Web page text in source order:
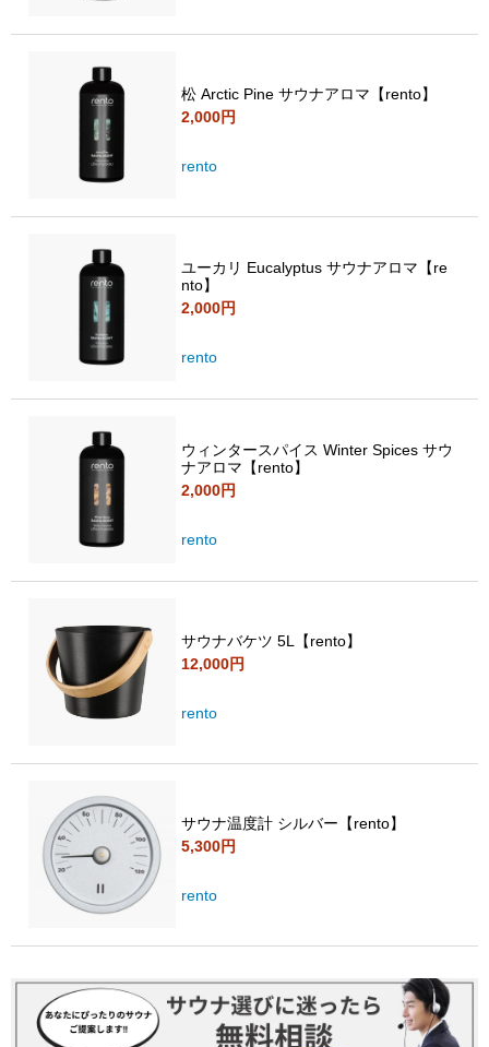
松 Arctic Pine サウナアロマ【rento】
2,000円
rento
ユーカリ Eucalyptus サウナアロマ【re
nto】
2,000円
rento
ウィンタースパイス Winter Spices サウ
ナアロマ【rento】
2,000円
rento
サウナバケツ 5L【rento】
12,000円
rento
サウナ温度計 シルバー【rento】
5,300円
rento